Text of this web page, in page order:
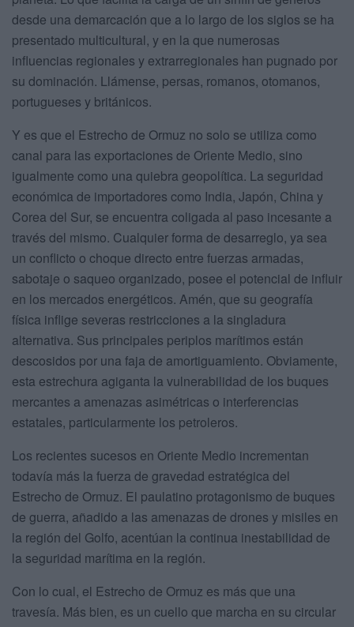
desde una demarcación que a lo largo de los siglos se ha
presentado multicultural, y en la que numerosas
influencias regionales y extrarregionales han pugnado por
su dominación. Llámense, persas, romanos, otomanos,
portugueses y británicos.
Y es que el Estrecho de Ormuz no solo se utiliza como
canal para las exportaciones de Oriente Medio, sino
igualmente como una quiebra geopolítica. La seguridad
económica de importadores como India, Japón, China y
Corea del Sur, se encuentra coligada al paso incesante a
través del mismo. Cualquier forma de desarreglo, ya sea
un conflicto o choque directo entre fuerzas armadas,
sabotaje o saqueo organizado, posee el potencial de influir
en los mercados energéticos. Amén, que su geografía
física inflige severas restricciones a la singladura
alternativa. Sus principales periplos marítimos están
descosidos por una faja de amortiguamiento. Obviamente,
esta estrechura agiganta la vulnerabilidad de los buques
mercantes a amenazas asimétricas o interferencias
estatales, particularmente los petroleros.
Los recientes sucesos en Oriente Medio incrementan
todavía más la fuerza de gravedad estratégica del
Estrecho de Ormuz. El paulatino protagonismo de buques
de guerra, añadido a las amenazas de drones y misiles en
la región del Golfo, acentúan la continua inestabilidad de
la seguridad marítima en la región.
Con lo cual, el Estrecho de Ormuz es más que una
travesía. Más bien, es un cuello que marcha en su circular